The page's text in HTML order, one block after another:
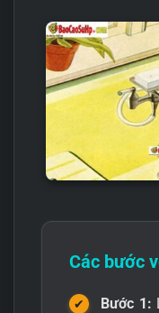
Các bước
Bước 1: